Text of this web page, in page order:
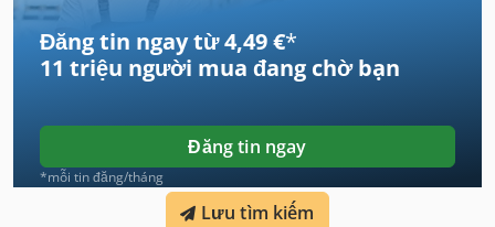
Đăng tin ngay từ 4,49 €*
11 triệu người mua đang chờ bạn
Đăng tin ngay
*mỗi tin đăng/tháng
Lưu tìm kiếm